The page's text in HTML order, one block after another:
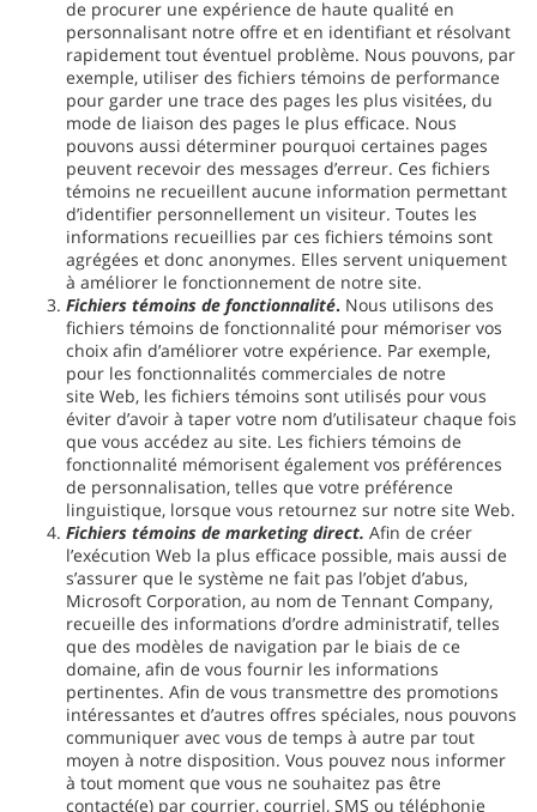
de procurer une expérience de haute qualité en
personnalisant notre offre et en identifiant et résolvant
rapidement tout éventuel problème. Nous pouvons, par
exemple, utiliser des fichiers témoins de performance
pour garder une trace des pages les plus visitées, du
mode de liaison des pages le plus efficace. Nous
pouvons aussi déterminer pourquoi certaines pages
peuvent recevoir des messages d’erreur. Ces fichiers
témoins ne recueillent aucune information permettant
d’identifier personnellement un visiteur. Toutes les
informations recueillies par ces fichiers témoins sont
agrégées et donc anonymes. Elles servent uniquement
à améliorer le fonctionnement de notre site.
Fichiers témoins de fonctionnalité. Nous utilisons des
fichiers témoins de fonctionnalité pour mémoriser vos
choix afin d’améliorer votre expérience. Par exemple,
pour les fonctionnalités commerciales de notre
site Web, les fichiers témoins sont utilisés pour vous
éviter d’avoir à taper votre nom d’utilisateur chaque fois
que vous accédez au site. Les fichiers témoins de
fonctionnalité mémorisent également vos préférences
de personnalisation, telles que votre préférence
linguistique, lorsque vous retournez sur notre site Web.
Fichiers témoins de marketing direct. Afin de créer
l’exécution Web la plus efficace possible, mais aussi de
s’assurer que le système ne fait pas l’objet d’abus,
Microsoft Corporation, au nom de Tennant Company,
recueille des informations d’ordre administratif, telles
que des modèles de navigation par le biais de ce
domaine, afin de vous fournir les informations
pertinentes. Afin de vous transmettre des promotions
intéressantes et d’autres offres spéciales, nous pouvons
communiquer avec vous de temps à autre par tout
moyen à notre disposition. Vous pouvez nous informer
à tout moment que vous ne souhaitez pas être
contacté(e) par courrier, courriel, SMS ou téléphonie